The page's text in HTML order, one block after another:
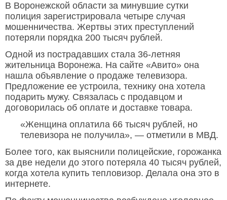
В Воронежской области за минувшие сутки
полиция зарегистрировала четыре случая
мошенничества. Жертвы этих преступлений
потеряли порядка 200 тысяч рублей.
Одной из пострадавших стала 36-летняя
жительница Воронежа. На сайте «Авито» она
нашла объявление о продаже телевизора.
Предложение ее устроила, технику она хотела
подарить мужу. Связалась с продавцом и
договорилась об оплате и доставке товара.
«Женщина оплатила 66 тысяч рублей, но
телевизора не получила», — отметили в МВД.
Более того, как выяснили полицейские, горожанка
за две недели до этого потеряла 40 тысяч рублей,
когда хотела купить тепловизор. Делала она это в
интернете.